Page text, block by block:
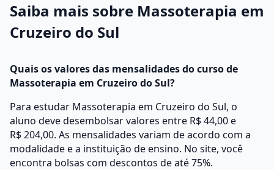
Saiba mais sobre Massoterapia em
Cruzeiro do Sul
Quais os valores das mensalidades do curso de
Massoterapia em Cruzeiro do Sul?
Para estudar Massoterapia em Cruzeiro do Sul, o
aluno deve desembolsar valores entre R$ 44,00 e
R$ 204,00. As mensalidades variam de acordo com a
modalidade e a instituição de ensino. No site, você
encontra bolsas com descontos de até 75%.